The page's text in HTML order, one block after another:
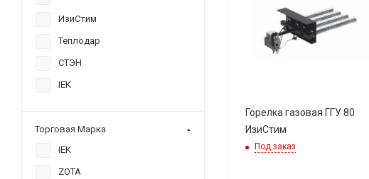
Горелка газовая ГГУ 80
ИзиСтим
Под заказ
ИзиСтим
Теплодар
СТЭН
IEK
Торговая Марка
IEK
ZOTA